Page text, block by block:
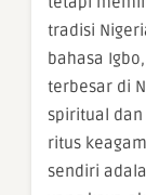
tradisi
bahasa
terbesar di
spiritual
ritus
sendiri